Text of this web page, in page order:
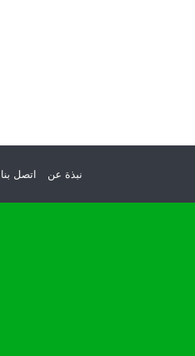
نبذة عن اتصل بنا